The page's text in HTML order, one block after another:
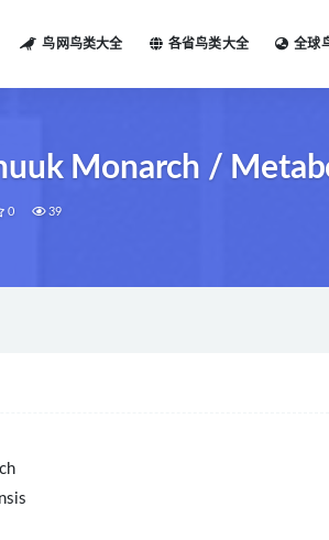
鸟网鸟类大全 各省鸟类大全 全球
Monarch /
0 39